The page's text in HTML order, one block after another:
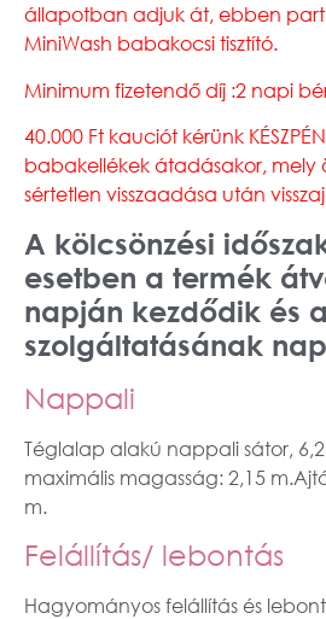
állapotban adjuk át, ebben
MiniWash babakocsi tisztító.
Minimum fizetendő díj :2 napi
40.000 Ft kauciót kérünk
babakellékek átadásakor, mely
sértetlen visszaadása után
A kölcsönzési
esetben a termék
napján kezdődik és
szolgáltatásának
Nappali
Téglalap alakú nappali sátor,
maximális magasság: 2,15
m.
Felállítás/ lebontás
Hagyományos felállítás és